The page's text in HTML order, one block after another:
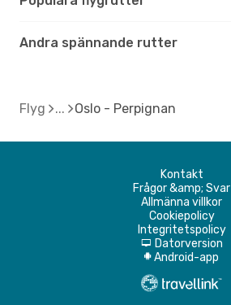
Andra spännande rutter
Flyg Oslo - Perpignan
Kontakt
Frågor &amp; Svar
Allmänna villkor
Cookiepolicy
Integritetspolicy
d Datorversion
A Android-app